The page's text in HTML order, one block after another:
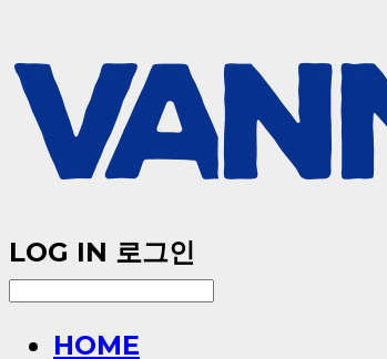
LOG IN 로그인
HOME